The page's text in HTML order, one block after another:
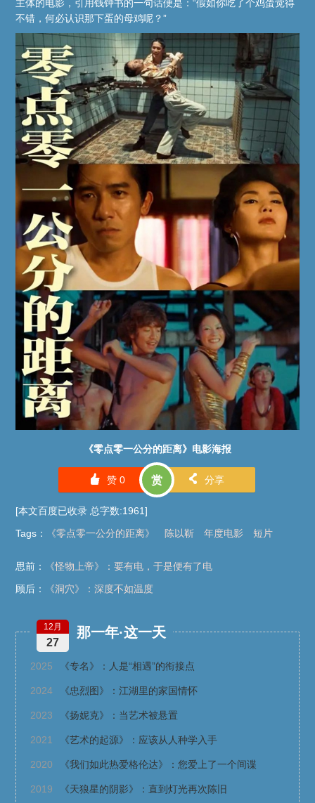
主体的电影，引用钱钟书的一句话便是：“假如你吃了个鸡蛋觉得
不错，何必认识那下蛋的母鸡呢？”
《零点零一公分的距离》电影海报
󰄼 赞 0 赏 󰄯 分享
[本文百度已收录 总字数:1961]
Tags ： 《零点零一公分的距离》 陈以靳 年度电影 短片
思前：
《怪物上帝》：要有电，于是便有了电
顾后：
《洞穴》：深度不如温度
那一年·这一天
12月
27
2025 《专名》：人是“相遇”的衔接点
2024 《忠烈图》：江湖里的家国情怀
2023 《扬妮克》：当艺术被悬置
2021 《艺术的起源》：应该从人种学入手
2020 《我们如此热爱格伦达》：您爱上了一个间谍
2019 《天狼星的阴影》：直到灯光再次陈旧